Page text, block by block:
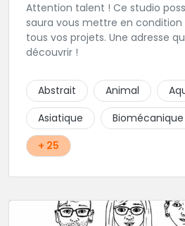
Attention talent ! Ce studio
saura vous mettre en condition
tous vos projets. Une adresse
découvrir !
Abstrait Animal
Asiatique
Biomécanique
+ 25